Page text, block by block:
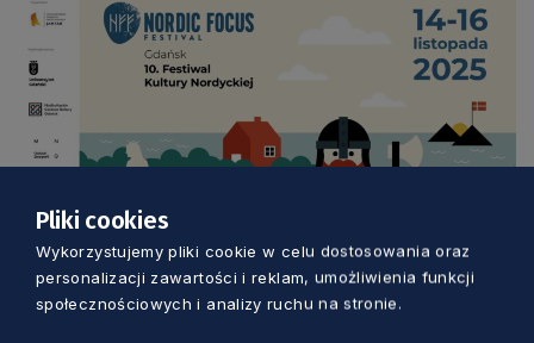
Wstęp na wydarzenia organizowane na
Pliki cookies
Wykorzystujemy pliki cookie w celu dostosowania oraz
personalizacji zawartości i reklam, umożliwienia funkcji
społecznościowych i analizy ruchu na stronie.